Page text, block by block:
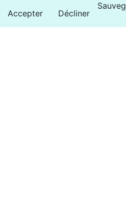
Accepter
Décliner